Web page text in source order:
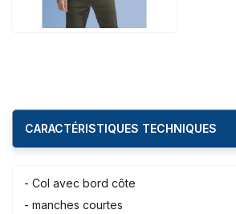
CARACTÉRISTIQUES TECHNIQUES
- Col avec bord côte
- manches courtes